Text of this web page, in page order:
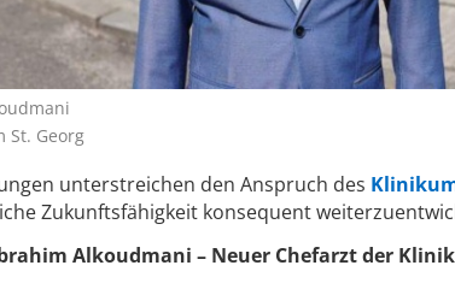
St. Georg
unterstreichen den Anspruch des
Zukunftsfähigkeit konsequent
Alkoudmani – Neuer Chefarzt der